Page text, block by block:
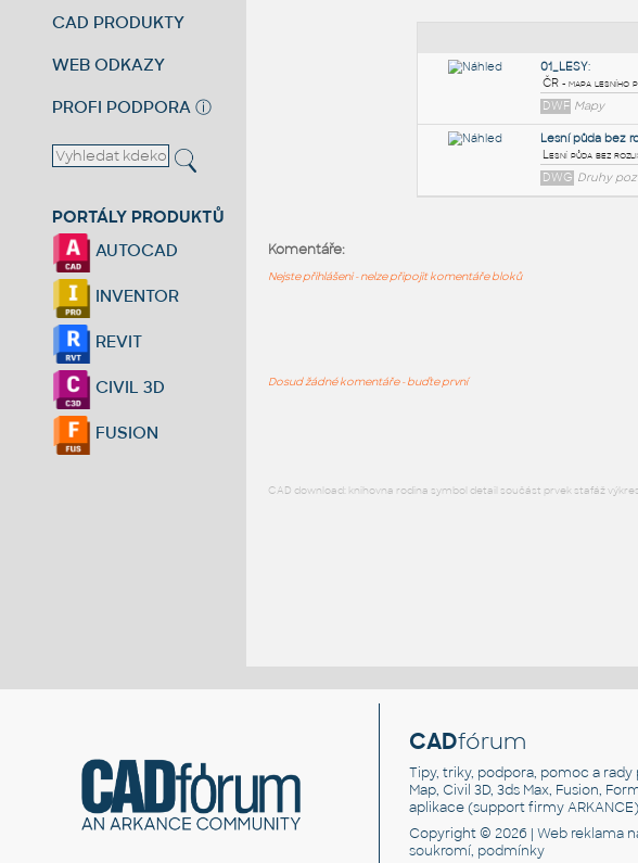
CAD PRODUKTY
WEB ODKAZY
PROFI PODPORA ⓘ
PORTÁLY PRODUKTŮ
AUTOCAD
INVENTOR
REVIT
CIVIL 3D
FUSION
Komentáře:
Nejste přihlášeni - nelze připojit komentáře bloků
Dosud žádné komentáře - buďte první
CAD download: knihovna rodina symbol detail součást prvek stafáž
CADfórum
Tipy, triky, podpora, pomoc a rady
Map, Civil 3D, 3ds Max, Fusion,
aplikace (support firmy
Copyright © 2026 |Web reklama
soukromí, podmínky